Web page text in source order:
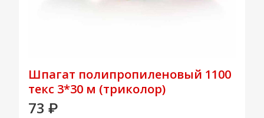
Шпагат полипропиленовый 1100
текс 3*30 м (триколор)
73 ₽